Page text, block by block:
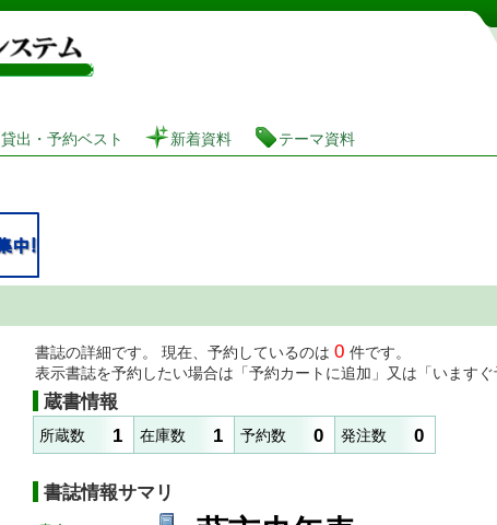
図書館 蔵書検索・予約システム
貸出・予約ベスト 新着資料 テーマ資料
書誌の詳細です。 現在、予約しているのは 0 件です。
表示書誌を予約したい場合は「予約カートに追加」又は「いますぐ
蔵書情報
所蔵数 1 在庫数 1 予約数 0 発注数 0
書誌情報サマリ